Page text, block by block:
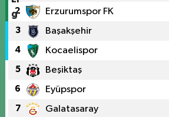
2 Erzurumspor FK
3 Başakşehir
4 Kocaelispor
5 Beşiktaş
6 Eyüpspor
7 Galatasaray